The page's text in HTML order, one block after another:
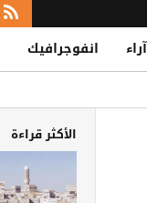
آراء انفوجرافيك
الأكثر قراءة